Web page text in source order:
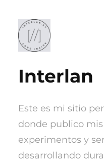
contenido
Interlan
Este es mi sitio
donde publico
experimentos y
desarrollando